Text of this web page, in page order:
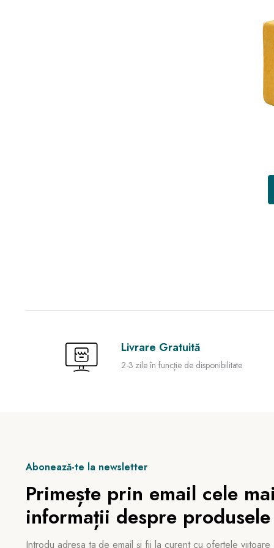
Livrare Gratuită
2-3 zile în funcție de disponibilitate
Abonează-te la newsletter
Primește prin email cele
informații despre
Introdu adresa ta de email și fii la curent cu ofertele viitoare